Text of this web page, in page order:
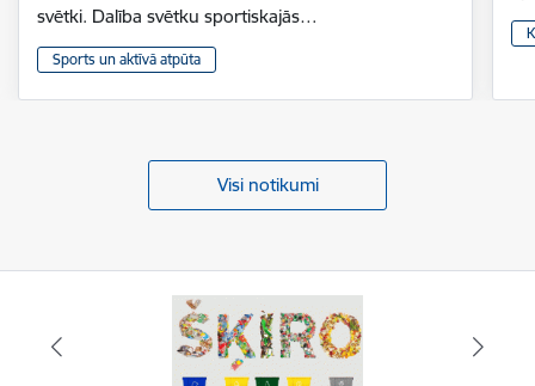
svētki. Dalība svētku sportiskajās…
Sports un aktīvā atpūta
Visi notikumi